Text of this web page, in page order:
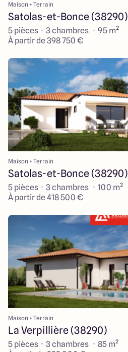
Maison + Terrain
Satolas-et-Bonce (38290)
5 pièces · 3 chambres · 95 m²
À partir de 398 750 €
Maison + Terrain
Satolas-et-Bonce (38290)
5 pièces · 3 chambres · 100 m²
À partir de 418 500 €
Maison + Terrain
La Verpillière (38290)
5 pièces · 3 chambres · 85 m²